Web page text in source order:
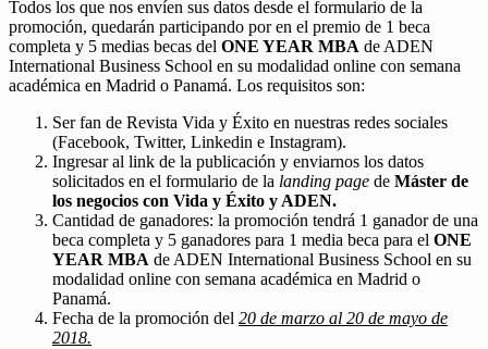
Todos los que nos envíen sus datos desde el formulario de la
promoción, quedarán participando por en el premio de 1 beca
completa y 5 medias becas del ONE YEAR MBA de ADEN
International Business School en su modalidad online con semana
académica en Madrid o Panamá. Los requisitos son:
Ser fan de Revista Vida y Éxito en nuestras redes sociales
(Facebook, Twitter, Linkedin e Instagram).
Ingresar al link de la publicación y enviarnos los datos
solicitados en el formulario de la landing page de Máster de
los negocios con Vida y Éxito y ADEN.
Cantidad de ganadores: la promoción tendrá 1 ganador de una
beca completa y 5 ganadores para 1 media beca para el ONE
YEAR MBA de ADEN International Business School en su
modalidad online con semana académica en Madrid o
Panamá.
Fecha de la promoción del 20 de marzo al 20 de mayo de
2018.